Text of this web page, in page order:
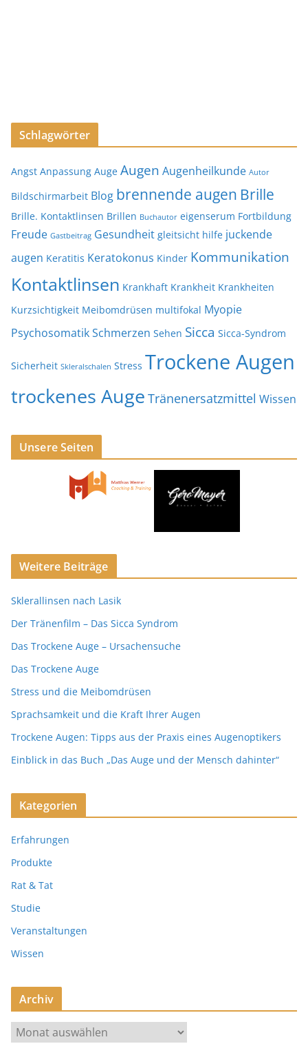
Schlagwörter
Angst Anpassung Auge Augen Augenheilkunde Autor
Bildschirmarbeit Blog brennende augen Brille
Brille. Kontaktlinsen Brillen Buchautor eigenserum Fortbildung
Freude Gastbeitrag Gesundheit gleitsicht hilfe juckende
augen Keratitis Keratokonus Kinder Kommunikation
Kontaktlinsen Krankhaft Krankheit Krankheiten
Kurzsichtigkeit Meibomdrüsen multifokal Myopie
PsychosomatikSchmerzen Sehen Sicca Sicca-Syndrom
Sicherheit Skleralschalen Stress Trockene Augen
trockenes Auge Tränenersatzmittel Wissen
Unsere Seiten
Weitere Beiträge
Sklerallinsen nach Lasik
Der Tränenfilm – Das Sicca Syndrom
Das Trockene Auge – Ursachensuche
Das Trockene Auge
Stress und die Meibomdrüsen
Sprachsamkeit und die Kraft Ihrer Augen
Trockene Augen: Tipps aus der Praxis eines Augenoptikers
Einblick in das Buch „Das Auge und der Mensch dahinter“
Kategorien
Erfahrungen
Produkte
Rat & Tat
Studie
Veranstaltungen
Wissen
Archiv
r